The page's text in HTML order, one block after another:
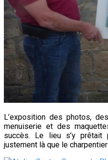
L’exposition des photos,
menuiserie et des
succès. Le lieu s’y prêtait
justement là que le